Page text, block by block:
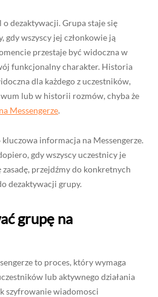
dezaktywacji. Grupa staje się
gdy wszyscy jej członkowie ją
przestaje być widoczna w
funkcjonalny charakter. Historia
dla każdego z uczestników,
lub w historii rozmów, chyba że
Messengerze.
informacja na Messengerze.
gdy wszyscy uczestnicy je
zasadę, przejdźmy do konkretnych
dezaktywacji grupy.
grupę na
to proces, który wymaga
lub aktywnego działania
szyfrowanie wiadomosci